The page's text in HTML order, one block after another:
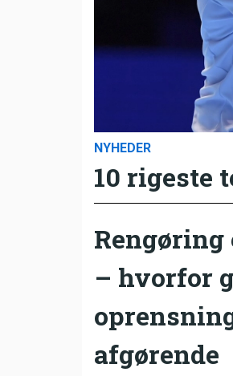
NYHEDER
10 rigeste
– hvorfor
afgørende